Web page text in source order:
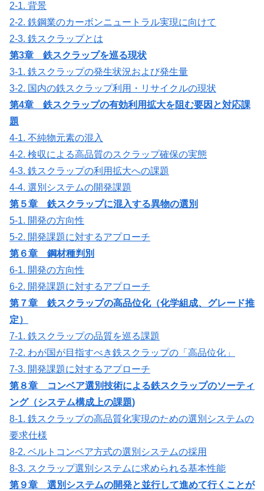
2-1. 背景
2-2. 鉄鋼業のカーボンニュートラル実現に向けて
2-3. 鉄スクラップとは
第3章 鉄スクラップを巡る現状
3-1. 鉄スクラップの発生状況および発生量
3-2. 国内の鉄スクラップ利用・リサイクルの現状
第4章 鉄スクラップの有効利用拡大を阻む要因と対応課
題
4-1. 不純物元素の混入
4-2. 検収による高品質のスクラップ確保の実態
4-3. 鉄スクラップの利用拡大への課題
4-4. 選別システムの開発課題
第５章 鉄スクラップに混入する異物の選別
5-1. 開発の方向性
5-2. 開発課題に対するアプローチ
第６章 鋼材種判別
6-1. 開発の方向性
6-2. 開発課題に対するアプローチ
第７章 鉄スクラップの高品位化（化学組成、グレード推
定）
7-1. 鉄スクラップの品質を巡る課題
7-2. わが国が目指すべき鉄スクラップの「高品位化」
7-3. 開発課題に対するアプローチ
第８章 コンベア選別技術による鉄スクラップのソーティ
ング（システム構成上の課題)
8-1. 鉄スクラップの高品質化実現のための選別システムの
要求仕様
8-2. ベルトコンベア方式の選別システムの採用
8-3. スクラップ選別システムに求められる基本性能
第９章 選別システムの開発と並行して進めて行くことが